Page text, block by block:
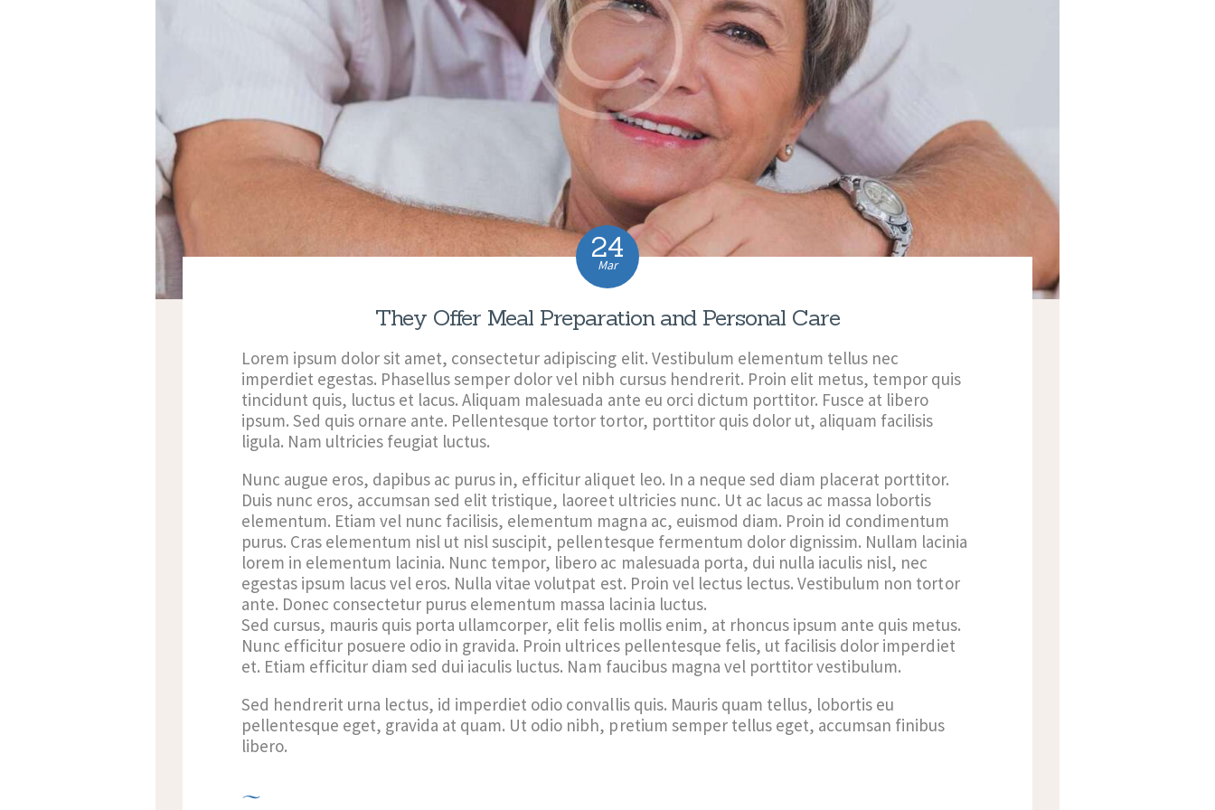
24
Mar
They Offer Meal Preparation and Personal Care
Lorem ipsum dolor sit amet, consectetur adipiscing elit. Vestibulum elementum tellus nec
imperdiet egestas. Phasellus semper dolor vel nibh cursus hendrerit. Proin elit metus, tempor quis
tincidunt quis, luctus et lacus. Aliquam malesuada ante eu orci dictum porttitor. Fusce at libero
ipsum. Sed quis ornare ante. Pellentesque tortor tortor, porttitor quis dolor ut, aliquam facilisis
ligula. Nam ultricies feugiat luctus.
Nunc augue eros, dapibus ac purus in, efficitur aliquet leo. In a neque sed diam placerat porttitor.
Duis nunc eros, accumsan sed elit tristique, laoreet ultricies nunc. Ut ac lacus ac massa lobortis
elementum. Etiam vel nunc facilisis, elementum magna ac, euismod diam. Proin id condimentum
purus. Cras elementum nisl ut nisl suscipit, pellentesque fermentum dolor dignissim. Nullam lacinia
lorem in elementum lacinia. Nunc tempor, libero ac malesuada porta, dui nulla iaculis nisl, nec
egestas ipsum lacus vel eros. Nulla vitae volutpat est. Proin vel lectus lectus. Vestibulum non tortor
ante. Donec consectetur purus elementum massa lacinia luctus.
Sed cursus, mauris quis porta ullamcorper, elit felis mollis enim, at rhoncus ipsum ante quis metus.
Nunc efficitur posuere odio in gravida. Proin ultrices pellentesque felis, ut facilisis dolor imperdiet
et. Etiam efficitur diam sed dui iaculis luctus. Nam faucibus magna vel porttitor vestibulum.
Sed hendrerit urna lectus, id imperdiet odio convallis quis. Mauris quam tellus, lobortis eu
pellentesque eget, gravida at quam. Ut odio nibh, pretium semper tellus eget, accumsan finibus
libero.